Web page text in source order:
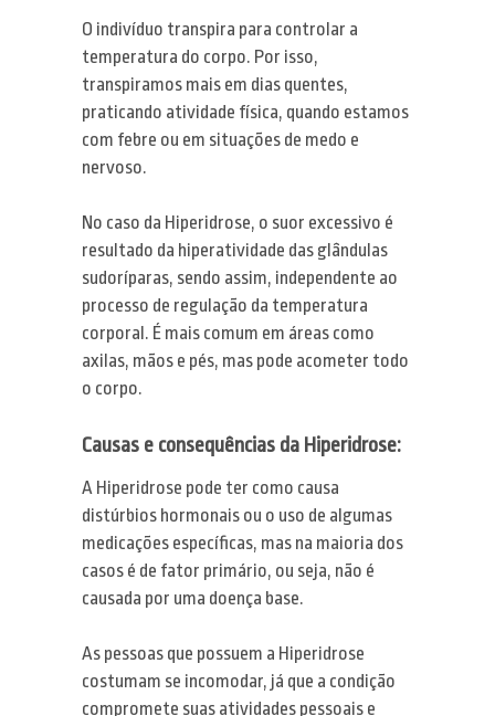
O indivíduo transpira para controlar a
temperatura do corpo. Por isso,
transpiramos mais em dias quentes,
praticando atividade física, quando estamos
com febre ou em situações de medo e
nervoso.
No caso da Hiperidrose, o suor excessivo é
resultado da hiperatividade das glândulas
sudoríparas, sendo assim, independente ao
processo de regulação da temperatura
corporal. É mais comum em áreas como
axilas, mãos e pés, mas pode acometer todo
o corpo.
Causas e consequências da Hiperidrose:
A Hiperidrose pode ter como causa
distúrbios hormonais ou o uso de algumas
medicações específicas, mas na maioria dos
casos é de fator primário, ou seja, não é
causada por uma doença base.
As pessoas que possuem a Hiperidrose
costumam se incomodar, já que a condição
compromete suas atividades pessoais e